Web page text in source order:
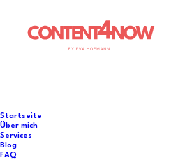
Startseite
Über mich
Services
Blog
FAQ